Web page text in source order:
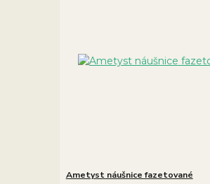
Ametyst náušnice fazetované